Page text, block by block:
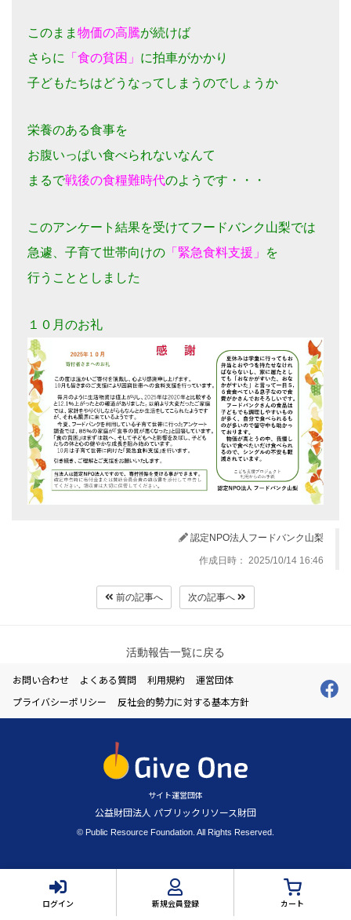
ログイン 新規会員登録 カート
このまま 物価の高騰が続けば
さらに
「食の貧困」 に拍車がかかり
子どもたちはどうなってしまうのでしょうか
栄養のある食事を
お腹いっぱい食べられないなんて
まるで戦後の食糧難時代のようです・・・
このアンケート結果を受けてフードバンク山梨では
急遽、 子育て世帯向けの 「緊急食料支援」
を
行うこととしました
１０月のお礼
認定NPO法人フードバンク山梨
作成日時： 2025/10/14 16:46
前の記事へ 次の記事へ
活動報告一覧に戻る
お問い合わせ よくある質問 利用規約
運営団体
プライバシーポリシー
反社会的勢力に対する基本方針
サイト運営団体
公益財団法人 パブリックリソース財団
© Public Resource Foundation. All Rights Reserved.